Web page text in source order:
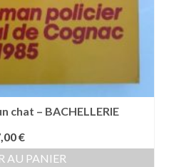
chat – BACHELLERIE
€
AU PANIER